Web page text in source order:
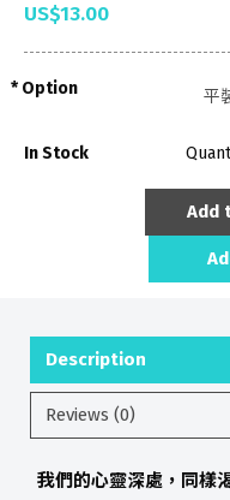
US$13.00
Option
In Stock
Add
Description
Reviews (0)
我們的心靈深處，同樣